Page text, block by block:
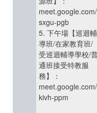
sxgu-pgb
5. 下午場【巡迴輔
導班/在家教育班/
受巡迴輔導學校/
通班接受特教服
務】：
kivh-ppm